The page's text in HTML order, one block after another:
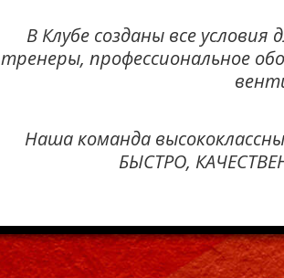
В Клубе созданы все
тренеры, профессиональное
Наша команда
БЫСТРО,